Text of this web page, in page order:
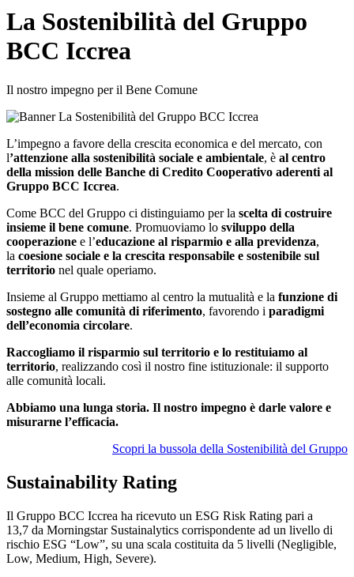
La Sostenibilità del Gruppo
BCC Iccrea
Il nostro impegno per il Bene Comune
L’impegno a favore della crescita economica e del mercato, con
l’attenzione alla sostenibilità sociale e ambientale, è al centro
della mission delle Banche di Credito Cooperativo aderenti al
Gruppo BCC Iccrea.
Come BCC del Gruppo ci distinguiamo per la scelta di costruire
insieme il bene comune. Promuoviamo lo sviluppo della
cooperazione e l’educazione al risparmio e alla previdenza,
la coesione sociale e la crescita responsabile e sostenibile sul
territorio nel quale operiamo.
Insieme al Gruppo mettiamo al centro la mutualità e la funzione di
sostegno alle comunità di riferimento, favorendo i paradigmi
dell’economia circolare.
Raccogliamo il risparmio sul territorio e lo restituiamo al
territorio, realizzando così il nostro fine istituzionale: il supporto
alle comunità locali.
Abbiamo una lunga storia. Il nostro impegno è darle valore e
misurarne l’efficacia.
Scopri la bussola della Sostenibilità del Gruppo
Sustainability Rating
Il Gruppo BCC Iccrea ha ricevuto un ESG Risk Rating pari a
13,7 da Morningstar Sustainalytics corrispondente ad un livello di
rischio ESG “Low”, su una scala costituita da 5 livelli (Negligible,
Low, Medium, High, Severe).